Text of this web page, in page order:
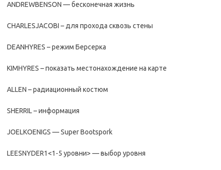
ANDREWBENSON — бесконечная жизнь
CHARLESJACOBI – для прохода сквозь стены
DEANHYRES – режим Берсерка
KIMHYRES – показать местонахождение на карте
ALLEN – радиационный костюм
SHERRIL – информация
JOELKOENIGS — Super Bootspork
LEESNYDER1<1-5 уровни> — выбор уровня